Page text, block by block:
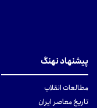
پیشنهاد نهنگ
مطالعات انقلاب
تاریخ معاصر ایران